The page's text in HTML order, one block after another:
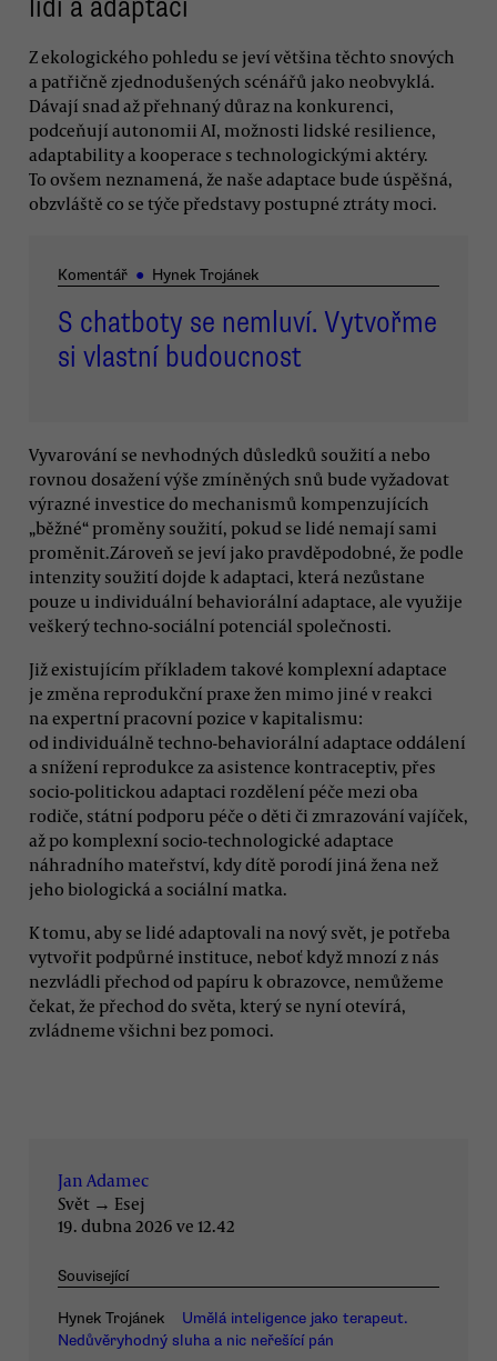
Z ekologického pohledu se jeví většina těchto snových
a patřičně zjednodušených scénářů jako neobvyklá.
Dávají snad až přehnaný důraz na konkurenci,
podceňují autonomii AI, možnosti lidské resilience,
adaptability a kooperace s technologickými aktéry.
To ovšem neznamená, že naše adaptace bude úspěšná,
obzvláště co se týče představy postupné ztráty moci.
Komentář ● Hynek Trojánek
S chatboty se nemluví. Vytvořme
si vlastní budoucnost
Vyvarování se nevhodných důsledků soužití a nebo
rovnou dosažení výše zmíněných snů bude vyžadovat
výrazné investice do mechanismů kompenzujících
„běžné“ proměny soužití, pokud se lidé nemají sami
proměnit.Zároveň se jeví jako pravděpodobné, že podle
intenzity soužití dojde k adaptaci, která nezůstane
pouze u individuální behaviorální adaptace, ale využije
veškerý techno-sociální potenciál společnosti.
Již existujícím příkladem takové komplexní adaptace
je změna reprodukční praxe žen mimo jiné v reakci
na expertní pracovní pozice v kapitalismu:
od individuálně techno-behaviorální adaptace oddálení
a snížení reprodukce za asistence kontraceptiv, přes
socio-politickou adaptaci rozdělení péče mezi oba
rodiče, státní podporu péče o děti či zmrazování vajíček,
až po komplexní socio-technologické adaptace
náhradního mateřství, kdy dítě porodí jiná žena než
jeho biologická a sociální matka.
K tomu, aby se lidé adaptovali na nový svět, je potřeba
vytvořit podpůrné instituce, neboť když mnozí z nás
nezvládli přechod od papíru k obrazovce, nemůžeme
čekat, že přechod do světa, který se nyní otevírá,
zvládneme všichni bez pomoci.
Jan Adamec
Svět → Esej
19. dubna 2026 ve 12.42
Související
Hynek Trojánek
Umělá inteligence jako terapeut.
Nedůvěryhodný sluha a nic neřešící pán